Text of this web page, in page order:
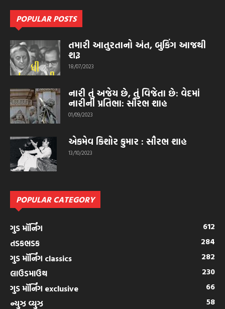
POPULAR POSTS
તમારી આતુરતાનો અંત, બુકિંગ આજથી
શરૂ
18/07/2023
નારી તું અજેય છે, તું વિજેતા છે: વેદમાં
નારીની પ્રતિભા: સૌરભ શાહ
01/09/2023
એકમેવ કિશોર કુમાર : સૌરભ શાહ
13/10/2023
POPULAR CATEGORY
ગુડ મૉર્નિંગ
612
તડકભડક
284
ગુડ મૉર્નિંગ classics
282
લાઉડમાઉથ
230
ગુડ મૉર્નિંગ exclusive
66
ન્યુઝ વ્યુઝ
58